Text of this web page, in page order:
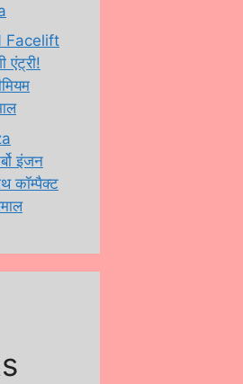
Facelift
एंट्री!
इंजन
कॉम्पैक्ट